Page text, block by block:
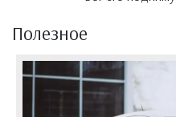
Полезное